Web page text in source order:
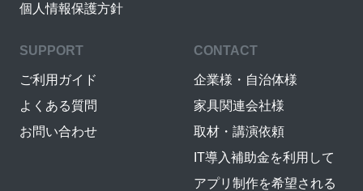
個人情報保護方針
SUPPORT
ご利用ガイド
よくある質問
お問い合わせ
CONTACT
企業様・自治体様
家具関連会社様
取材・講演依頼
IT導入補助金を利用して
アプリ制作を希望される